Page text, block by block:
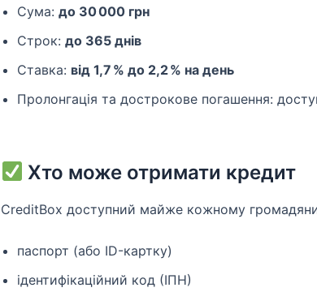
Сума: до 30 000 грн
Строк: до 365 днів
Ставка: від 1,7 % до 2,2 % на день
Пролонгація та дострокове погашення:
Хто може отримати кредит
CreditBox доступний майже кожному
паспорт (або ID-картку)
ідентифікаційний код (ІПН)